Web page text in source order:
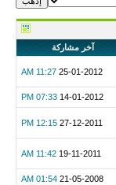
آخر مشاركة
25-01-2012
11:27 AM
14-01-2012
07:33 PM
27-12-2011
12:15 PM
19-11-2011
11:42 AM
21-05-2008
01:54 AM